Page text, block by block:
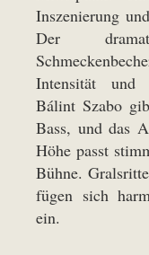
Inszenierung
Der
Intensität und
Bálint Szabo
Bass, und das
Höhe passt
Bühne.
fügen sich
ein.